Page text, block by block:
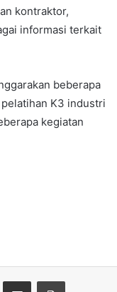
kontraktor,
informasi terkait
beberapa
K3 industri
kegiatan
Share via Email Print